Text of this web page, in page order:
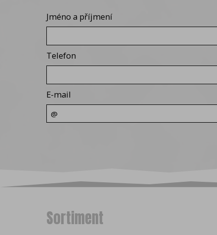
Jméno a příjmení
Telefon
E-mail
Sortiment
Informationen zum
Google Chrome
Opera